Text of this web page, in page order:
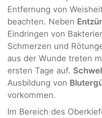
Entfernung von
beachten. Neben
Eindringen von
Schmerzen und
aus der Wunde treten
ersten Tage auf.
Ausbildung von
vorkommen.
Im Bereich des